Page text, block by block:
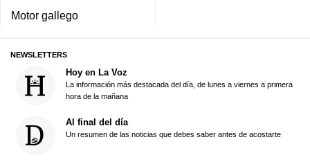
Motor gallego
NEWSLETTERS
Hoy en La Voz
La información más destacada del día, de lunes a viernes a primera
hora de la mañana
Al final del día
Un resumen de las noticias que debes saber antes de acostarte